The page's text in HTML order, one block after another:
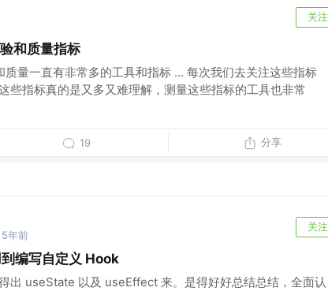
关注
和质量指标
量一直有非常多的工具和指标 ... 每次我们去关注这些指标
些指标真的是又多又难理解，测量这些指标的工具也非常
19 分享
5年前
关注
编写自定义 Hook
出 useState 以及 useEffect 来。是得好好总结总结，全面认